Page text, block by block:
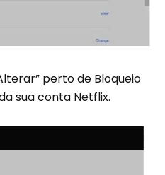
perto de Bloqueio
sua conta Netflix.